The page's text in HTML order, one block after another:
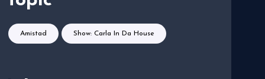
Amistad Show: Carla In Da House